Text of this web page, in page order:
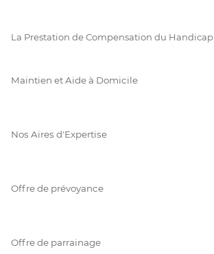
La Prestation de Compensation du Handicap
Maintien et Aide à Domicile
Nos Aires d'Expertise
Offre de prévoyance
Offre de parrainage